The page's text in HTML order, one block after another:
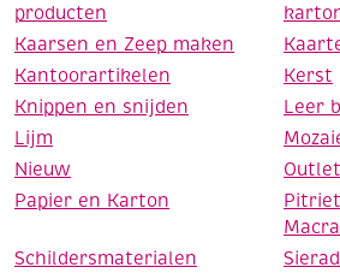
producten
Kaarsen en Zeep maken
Kantoorartikelen
Kerst
Knippen en snijden
Leer
Lijm
Nieuw
Outlet
Papier en Karton
Schildersmaterialen